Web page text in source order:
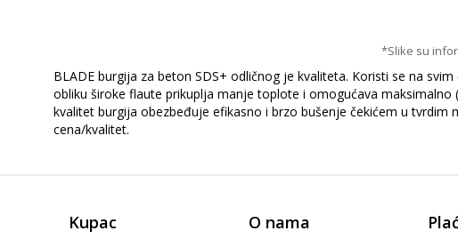
*Slike su
BLADE burgija za beton SDS+ odličnog je kvaliteta. Koristi se na
obliku široke flaute prikuplja manje toplote i omogućava
kvalitet burgija obezbeđuje efikasno i brzo bušenje čekićem u
cena/kvalitet.
Kupac O nama